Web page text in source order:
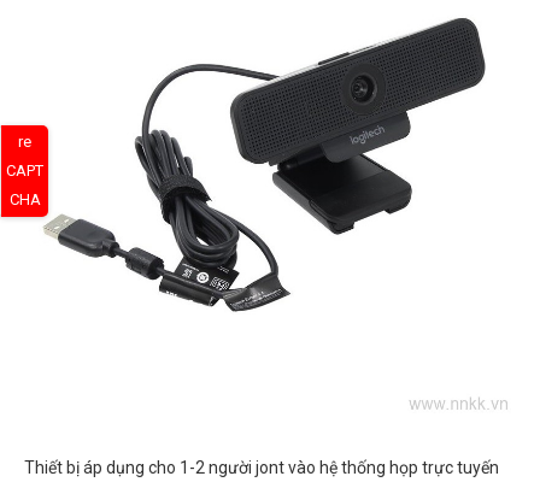
Thiết bị áp dụng cho 1-2 người jont vào hệ thống họp trực tuyến
re
CAPT
CHA